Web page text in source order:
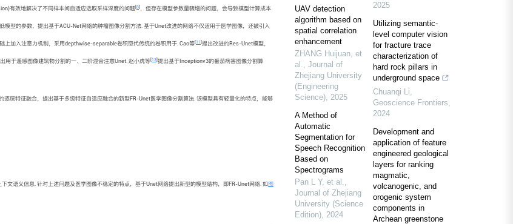
有效地解决了不同样本间自适应选取采样深度的问题[8] ，但存在模型参数量骤增的问题，会导致模型计算成本
模型的参数，提出基于ACU-Net网络的肿瘤图像分割方法. 基于Unet改进的网络不仅适用于医学图像，还被引入
上加入注意力机制，采用depthwise-separable卷积取代传统的卷积用于. Cao等[11]提出改进的Res-Unet模型，
用于遥感图像建筑物分割的一、二阶混合注意Unet. 赵小虎等[13]提出基于Inceptionv3的番茄病害图像分割算
逐层特征融合，提出基于多级特征自适应融合的新型FR-Unet医学图像分割算法. 该模型具有轻量化的特点，能够
文语义信息. 针对上述问题及医学图像不稳定的特点，基于Unet网络提出新型的模型结构，即FR-Unet网络. 如 图
UAV detection
algorithm based on
spatial correlation
enhancement
ZHANG Huijuan, et
al., Journal of
Zhejiang University
(Engineering
Science), 2025
A Method of
Automatic
Segmentation for
Speech Recognition
Based on
Spectrograms
Pan L Y, et al.,
Journal of Zhejiang
University (Science
Edition), 2024
2025
Utilizing semantic-
level computer vision
for fracture trace
characterization of
hard rock pillars in
underground space
Chuanqi Li,
Geoscience Frontiers,
2024
Development and
application of feature
engineered geological
layers for ranking
magmatic,
volcanogenic, and
orogenic system
components in
Archean greenstone